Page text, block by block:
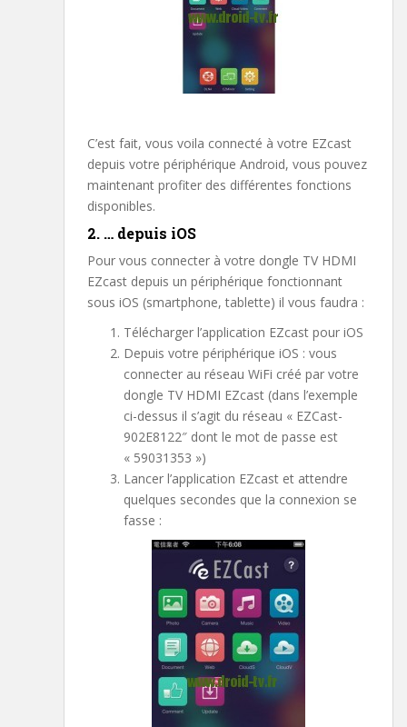
C’est fait, vous voila connecté à votre EZcast
depuis votre périphérique Android, vous pouvez
maintenant profiter des différentes fonctions
disponibles.
2. … depuis iOS
Pour vous connecter à votre dongle TV HDMI
EZcast depuis un périphérique fonctionnant
sous iOS (smartphone, tablette) il vous faudra :
Télécharger l’application EZcast pour iOS
Depuis votre périphérique iOS : vous
connecter au réseau WiFi créé par votre
dongle TV HDMI EZcast (dans l’exemple
ci-dessus il s’agit du réseau « EZCast-
902E8122″ dont le mot de passe est
« 59031353 »)
Lancer l’application EZcast et attendre
quelques secondes que la connexion se
fasse :